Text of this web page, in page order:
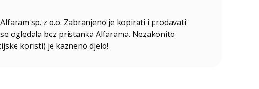
sp. z o.o. Zabranjeno je kopirati i prodavati
ogledala bez pristanka Alfarama. Nezakonito
koristi) je kazneno djelo!